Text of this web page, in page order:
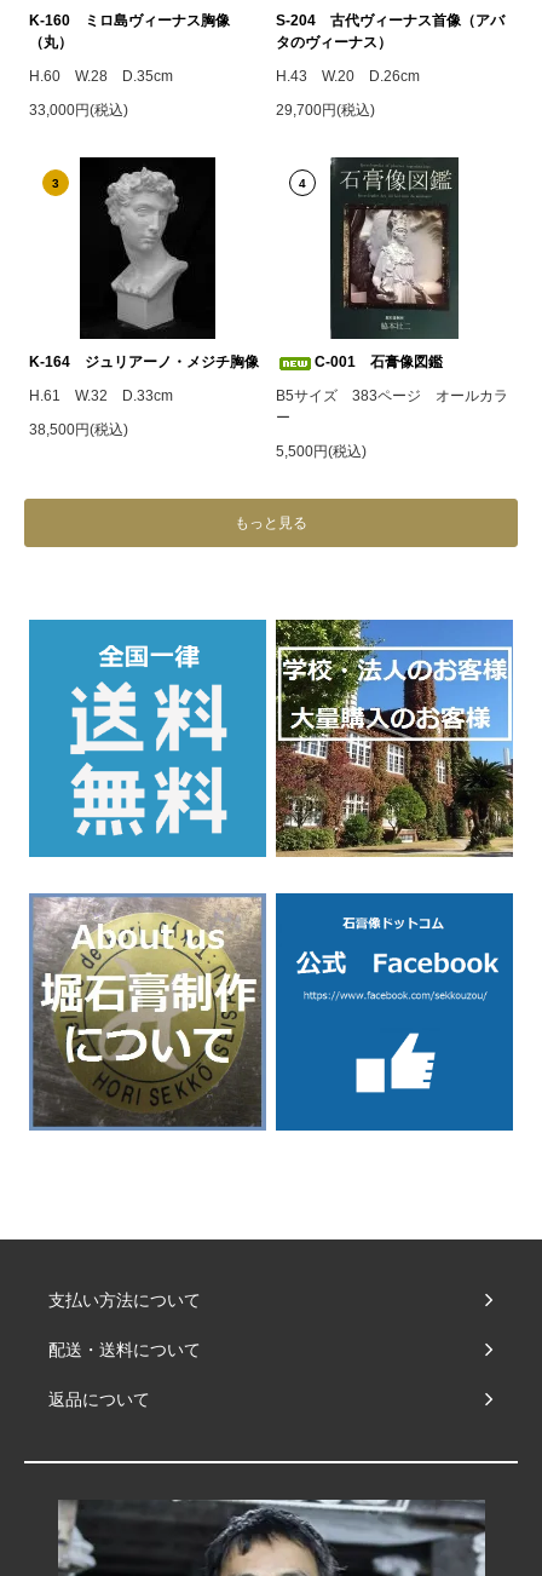
K-160 ミロ島ヴィーナス胸像
（丸）
H.60 W.28 D.35cm
33,000円(税込)
S-204 古代ヴィーナス首像（アバ
タのヴィーナス）
H.43 W.20 D.26cm
29,700円(税込)
3
K-164 ジュリアーノ・メジチ胸像
H.61 W.32 D.33cm
38,500円(税込)
4
C-001 石膏像図鑑
B5サイズ 383ページ オールカラ
ー
5,500円(税込)
もっと見る
支払い方法について
配送・送料について
返品について